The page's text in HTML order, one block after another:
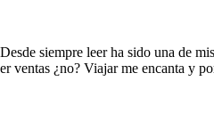
siempre leer ha sido una de
ventas ¿no? Viajar me encanta y